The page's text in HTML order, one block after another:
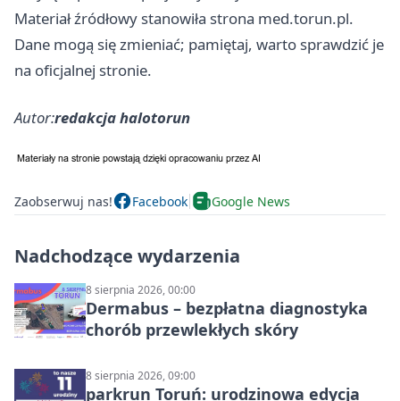
Materiał źródłowy stanowiła strona med.torun.pl.
Dane mogą się zmieniać; pamiętaj, warto sprawdzić je
na oficjalnej stronie.
Autor:redakcja halotorun
Zaobserwuj nas! Facebook Google News
Nadchodzące wydarzenia
8 sierpnia 2026, 00:00
Dermabus – bezpłatna diagnostyka
chorób przewlekłych skóry
8 sierpnia 2026, 09:00
parkrun Toruń: urodzinowa edycja